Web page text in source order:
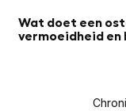
Wat doet een
vermoeidheid en